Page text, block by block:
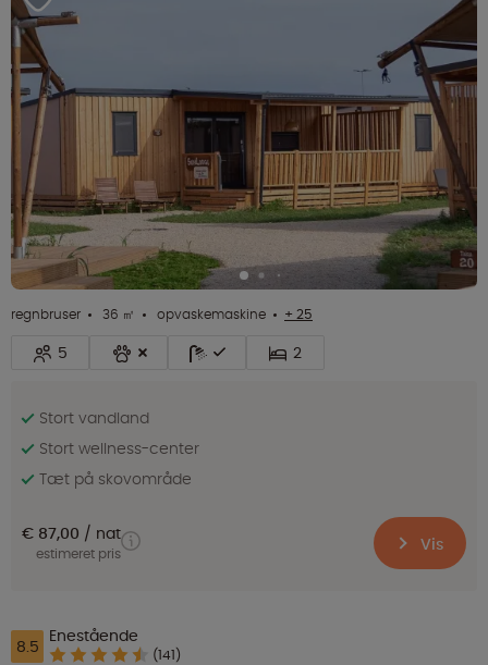
regnbruser 36 ㎡ opvaskemaskine + 25
5 2
Stort vandland
Stort wellness-center
Tæt på skovområde
€ 87,00 nat
estimeret pris Vis
8.5 Enestående
(141)